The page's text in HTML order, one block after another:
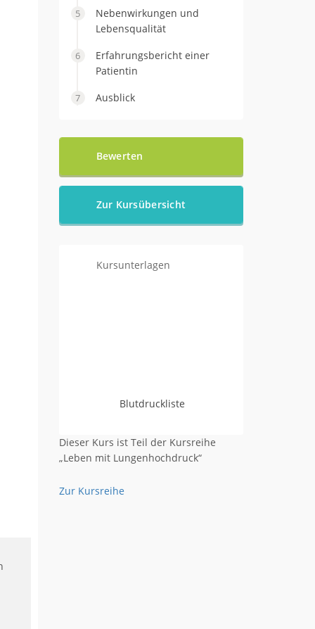
Nebenwirkungen und
Lebensqualität
Erfahrungsbericht einer
Patientin
Ausblick
Bewerten
Zur Kursübersicht
Kursunterlagen
Blutdruckliste
Dieser Kurs ist Teil der Kursreihe
„Leben mit Lungenhochdruck“
Zur Kursreihe